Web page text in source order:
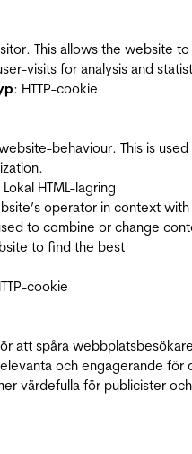
This allows the website to
visits for analysis and
: HTTP-cookie
behaviour. This is
Lokal HTML-lagring
operator in context with
to combine or change
to find the best
cookie
att spåra
och engagerande för
värdefulla för publicister och